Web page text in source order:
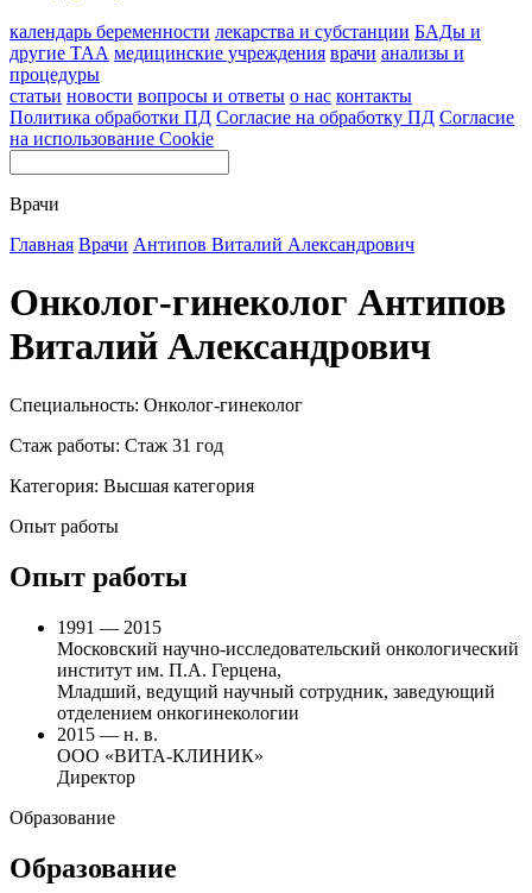
календарь беременности лекарства и субстанции БАДы и
другие ТАА медицинские учреждения врачи анализы и
процедуры
статьи новости вопросы и ответы о нас контакты
Политика обработки ПД Согласие на обработку ПД Согласие
на использование Cookie
Врачи
Главная Врачи Антипов Виталий Александрович
Онколог-гинеколог Антипов
Виталий Александрович
Специальность: Онколог-гинеколог
Стаж работы: Стаж 31 год
Категория: Высшая категория
Опыт работы
Опыт работы
1991 — 2015
Московский научно-исследовательский онкологический
институт им. П.А. Герцена,
Младший, ведущий научный сотрудник, заведующий
отделением онкогинекологии
2015 — н. в.
ООО «ВИТА-КЛИНИК»
Директор
Образование
Образование